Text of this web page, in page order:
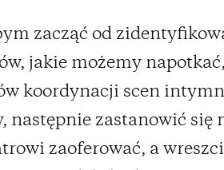
zacząć od
jakie możemy
koordynacji scen
następnie zastanowić się
zaoferować, a